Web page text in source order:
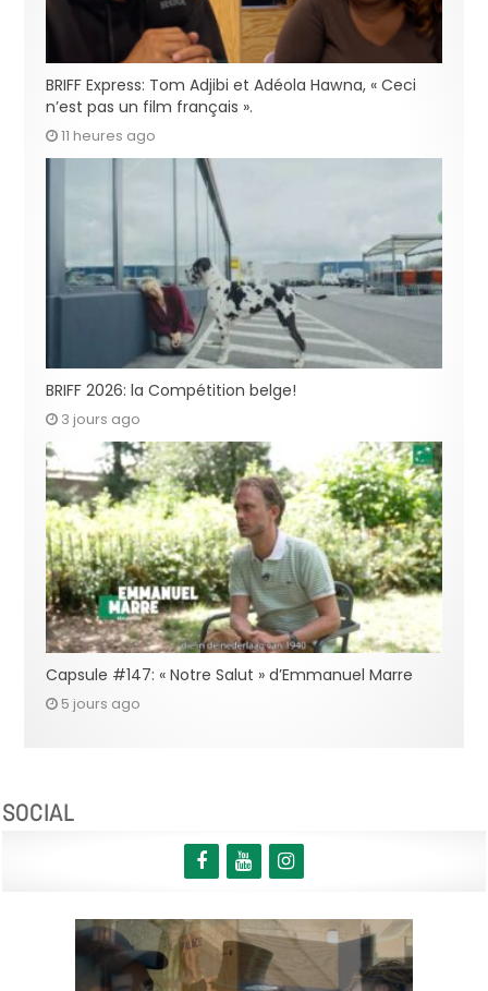
BRIFF Express: Tom Adjibi et Adéola Hawna, « Ceci
n’est pas un film français ».
11 heures ago
BRIFF 2026: la Compétition belge!
3 jours ago
Capsule #147: « Notre Salut » d’Emmanuel Marre
5 jours ago
SOCIAL